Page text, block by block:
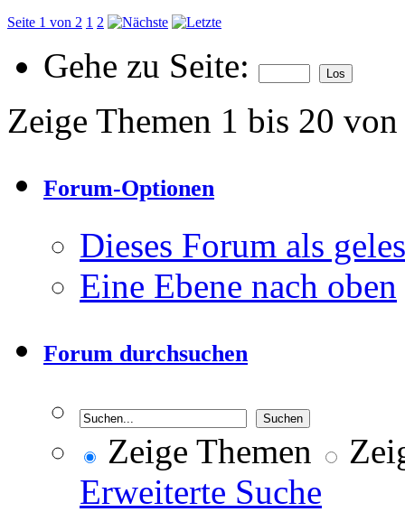
Seite 1 von 2 1 2
Gehe zu Seite:
Zeige Themen 1 bis 20
Forum-Optionen
Dieses Forum als
Eine Ebene nach oben
Forum durchsuchen
Zeige Themen
Erweiterte Suche